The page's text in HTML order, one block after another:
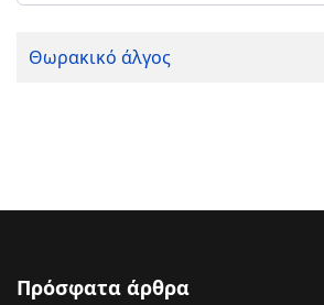
Θωρακικό άλγος
Πρόσφατα άρθρα